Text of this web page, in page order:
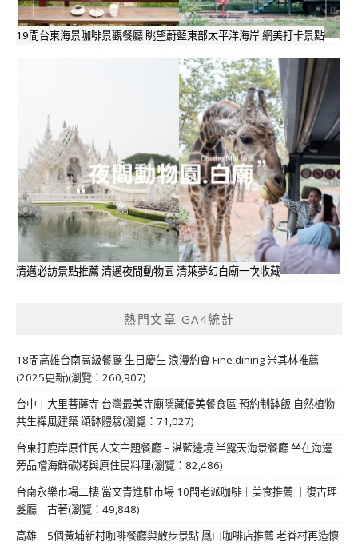
19間台東海景咖啡景觀餐廳 眺望蔚藍東部太平洋海岸 網美打卡景點
清邁必訪景點推薦 清邁夜間動物園 清萊夢幻白廟一次收藏
熱門文章 GA4統計
18間高雄台南高級餐廳 生日慶生 浪漫約會 Fine dining 米其林推薦
(2025更新)(瀏覽：260,907)
台中 | 大里菩薩寺 台灣最美寺廟隱藏優美餐食區 預約制缽飯 自然植物
共生禪風建築 頌缽體驗(瀏覽：71,027)
台東打鹿岸原住民人文主題餐廳 – 湛藍邊境 半露天海景餐廳 坐在海邊
旁品嚐海鮮碳烤與原住民料理(瀏覽：82,486)
台南永樂市場二樓 當文青進駐市場 10間老派咖啡｜美食推薦 ｜復古理
髮廳｜古著(瀏覽：49,848)
高雄｜5個黃埔新村咖啡餐廳與散步景點 鳳山咖啡店推薦 老眷村再造懷